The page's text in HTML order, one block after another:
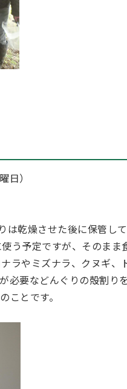
）
乾燥させた後に保管して
う予定ですが、そのまま
ラやミズナラ、クヌギ、
必要などんぐりの殻割り
ことです。